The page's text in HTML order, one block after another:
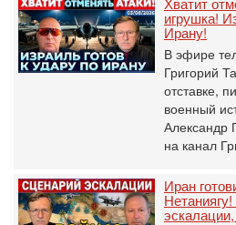
игрушка!
Ирану!
В эфире
Григорий
отставке,
военный
Александр
на канал
Иран